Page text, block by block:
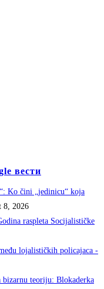
вести
Ko čini „jedinicu“ koja
8, 2026
raspleta Socijalističke
lojalističkih policajaca -
bizarnu teoriju: Blokaderka